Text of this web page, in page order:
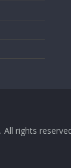
. All rights